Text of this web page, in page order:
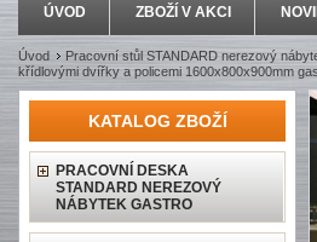
ÚVOD ZBOŽÍ V AKCI
Úvod Pracovní stůl STANDARD nerezový
křídlovými dvířky a policemi 1600x800x900mm
KATALOG ZBOŽÍ
PRACOVNÍ DESKA
STANDARD NEREZOVÝ
NÁBYTEK GASTRO